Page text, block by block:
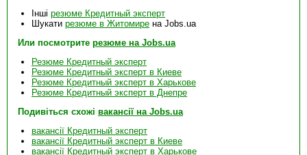
Інші резюме Кредитный эксперт
Шукати резюме в Житомире на Jobs.ua
Или посмотрите резюме на Jobs.ua
Резюме Кредитный эксперт
Резюме Кредитный эксперт в Киеве
Резюме Кредитный эксперт в Харькове
Резюме Кредитный эксперт в Днепре
Подивіться схожі вакансії на Jobs.ua
вакансії Кредитный эксперт
вакансії Кредитный эксперт в Киеве
вакансії Кредитный эксперт в Харькове